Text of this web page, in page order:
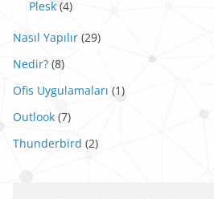
Plesk (4)
Nasıl Yapılır (29)
Nedir? (8)
Ofis Uygulamaları (1)
Outlook (7)
Thunderbird (2)